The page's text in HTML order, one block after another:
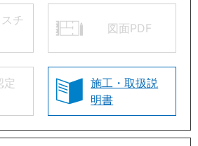
チ
図面PDF
定
施工・取扱説
明書